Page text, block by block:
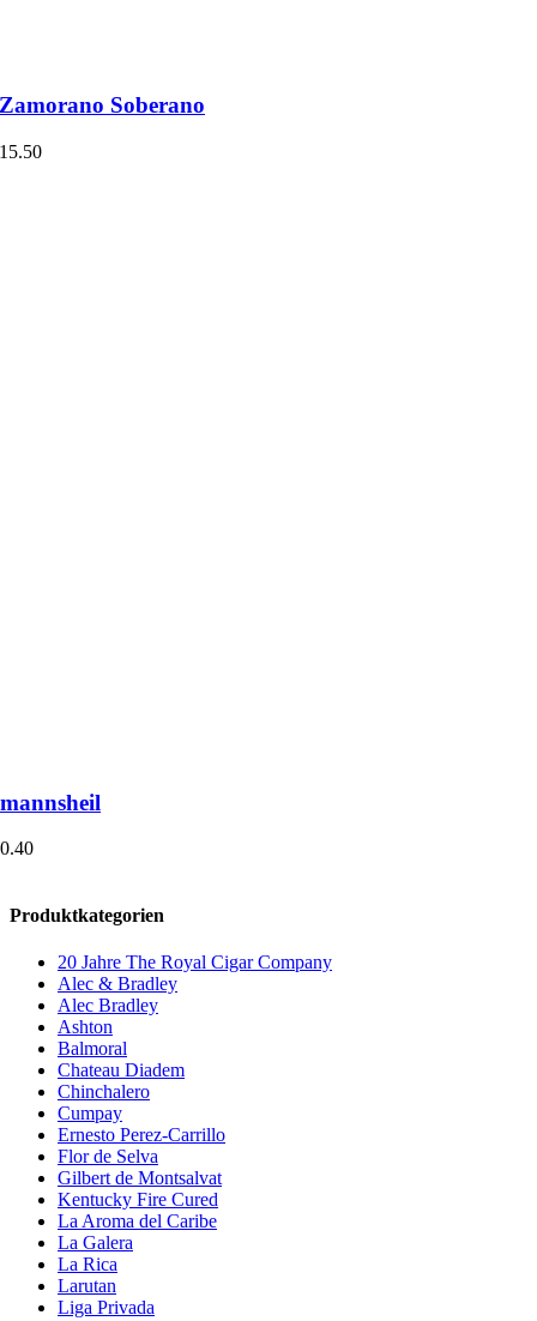
Soberano
Produktkategorien
20 Jahre The Royal Cigar Company
Alec & Bradley
Alec Bradley
Ashton
Balmoral
Chateau Diadem
Chinchalero
Cumpay
Ernesto Perez-Carrillo
Flor de Selva
Gilbert de Montsalvat
Kentucky Fire Cured
La Aroma del Caribe
La Galera
La Rica
Larutan
Liga Privada